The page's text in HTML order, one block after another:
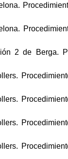
2 de Berga.